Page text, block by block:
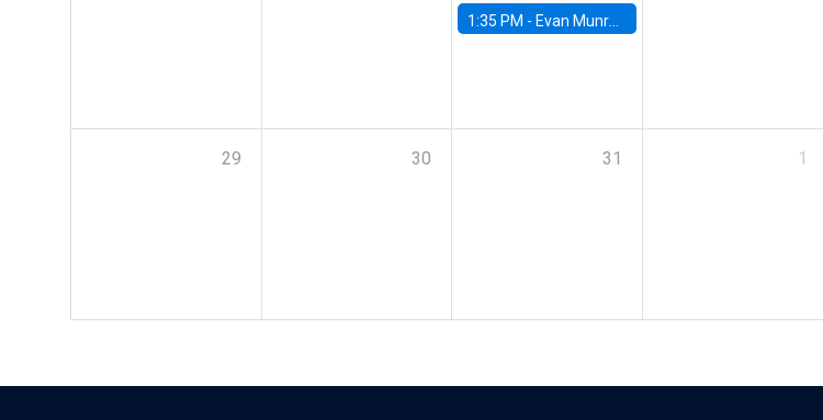
1:35 PM - Evan Munro, Neyman Visiting Assistant Professor in the Department of Statistics at UC Berkeley
29 30 31 1